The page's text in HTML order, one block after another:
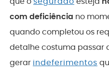
com deficiência no
quando completou os
detalhe costuma passar
gerar indeferimentos